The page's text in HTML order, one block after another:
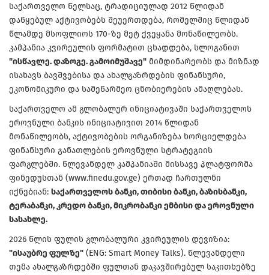
საქართველო წელსაც, ტრადიციულად 2012 წლიდან
დაწყებულ აქტივობებს შეუერთდება, რომელშიც წლიდან
წლამდე მსოფლიოს 170-ზე მეტ ქვეყანა მონაწილეობს.
კამპანია კვირეულის ფორმატით ცხადდება, სლოგანით
"ისწავლე. დაზოგე. გამოიმუშავე" მიმდინარეობს და მიზნად
ისახავს ბავშვებისა და ახალგაზრდების ფინანსური,
ეკონომიკური და სამეწარმეო ცნობიერების ამაღლებას.
საქართველო ამ გლობალურ ინიციატივაში საქართველოს
ეროვნული ბანკის ინიციატივით 2014 წლიდან
მონაწილეობს, აქტივობების ორგანიზება ხორციელდება
ფინანსური განათლების ეროვნული სტრატეგიის
ფარგლებში. წლევანდელ კამპანიაში მისსავე პლატფორმა
ფინედუსთან (www.finedu.gov.ge) ერთად ჩართულნი
იქნებიან: საქართველოს ბანკი, თიბისი ბანკი, ბაზისბანკი,
ტერაბანკი, კრედო ბანკი, მიკრობანკი ემბისი და ეროვნული
სასახლე.
2026 წლის ფულის გლობალური კვირეულის დევიზია:
"ისაუბრე ფულზე" (ENG: Smart Money Talks). წლევანდელი
თემა ახალგაზრდებში ფულთან დაკავშირებულ საკითხებზე